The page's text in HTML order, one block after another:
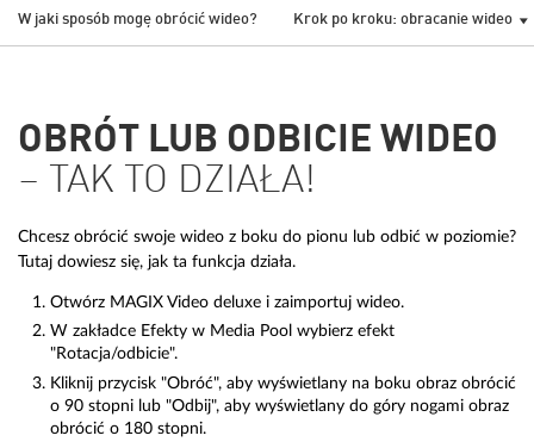
W jaki sposób mogę obrócić wideo? Krok po kroku: obracanie wideo
OBRÓT LUB ODBICIE WIDEO
– TAK TO DZIAŁA!
Chcesz obrócić swoje wideo z boku do pionu lub odbić w poziomie?
Tutaj dowiesz się, jak ta funkcja działa.
Otwórz MAGIX Video deluxe i zaimportuj wideo.
W zakładce Efekty w Media Pool wybierz efekt
"Rotacja/odbicie".
Kliknij przycisk "Obróć", aby wyświetlany na boku obraz obrócić
o 90 stopni lub "Odbij", aby wyświetlany do góry nogami obraz
obrócić o 180 stopni.